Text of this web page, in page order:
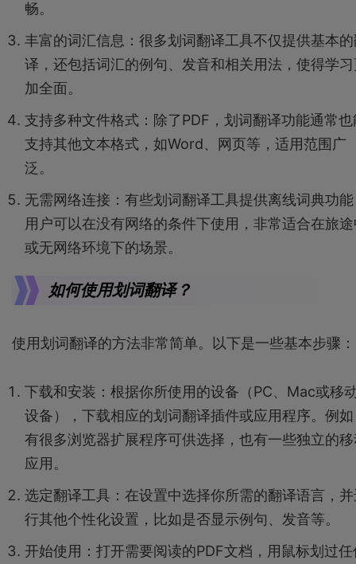
畅。
丰富的词汇信息：很多划词翻译工具不仅提供基本
译，还包括词汇的例句、发音和相关用法，使得学
加全面。
支持多种文件格式：除了PDF，划词翻译功能通常也
支持其他文本格式，如Word、网页等，适用范围广
泛。
无需网络连接：有些划词翻译工具提供离线词典功
用户可以在没有网络的条件下使用，非常适合在旅
或无网络环境下的场景。
如何使用划词翻译？
使用划词翻译的方法非常简单。以下是一些基本步骤：
下载和安装：根据你所使用的设备（PC、Mac或移
设备），下载相应的划词翻译插件或应用程序。例
有很多浏览器扩展程序可供选择，也有一些独立的
应用。
选定翻译工具：在设置中选择你所需的翻译语言，
行其他个性化设置，比如是否显示例句、发音等。
开始使用：打开需要阅读的PDF文档，用鼠标划过任